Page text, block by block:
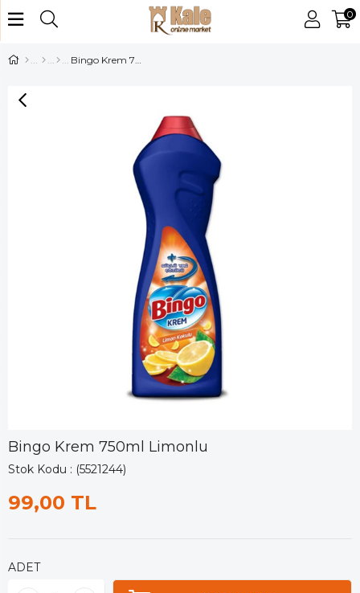
0
Bingo Krem 750ml Limonlu
Bingo Krem 750ml Limonlu
Stok Kodu (5521244)
99,00 TL
ADET